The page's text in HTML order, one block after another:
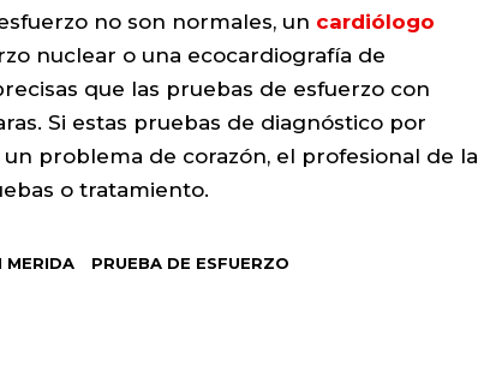
no son normales, un cardiólogo
nuclear o una ecocardiografía de
que las pruebas de esfuerzo con
Si estas pruebas de diagnóstico por
problema de corazón, el profesional de la
o tratamiento.
MERIDA PRUEBA DE ESFUERZO